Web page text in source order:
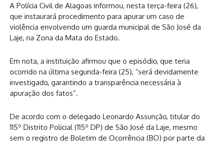
A Polícia Civil de Alagoas informou, nesta terça-feira (26),
que instaurará procedimento para apurar um caso de
violência envolvendo um guarda municipal de São José da
Laje, na Zona da Mata do Estado.
Em nota, a instituição afirmou que o episódio, que teria
ocorrido na última segunda-feira (25), “será devidamente
investigado, garantindo a transparência necessária à
apuração dos fatos”.
De acordo com o delegado Leonardo Assunção, titular do
115º Distrito Policial (115º DP) de São José da Laje, mesmo
sem o registro de Boletim de Ocorrência (BO) por parte da